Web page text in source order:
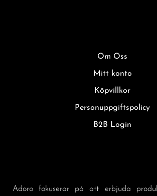
Om Oss
Mitt konto
Köpvillkor
Personuppgiftspolicy
B2B Login
Adoro fokuserar på att erbjuda